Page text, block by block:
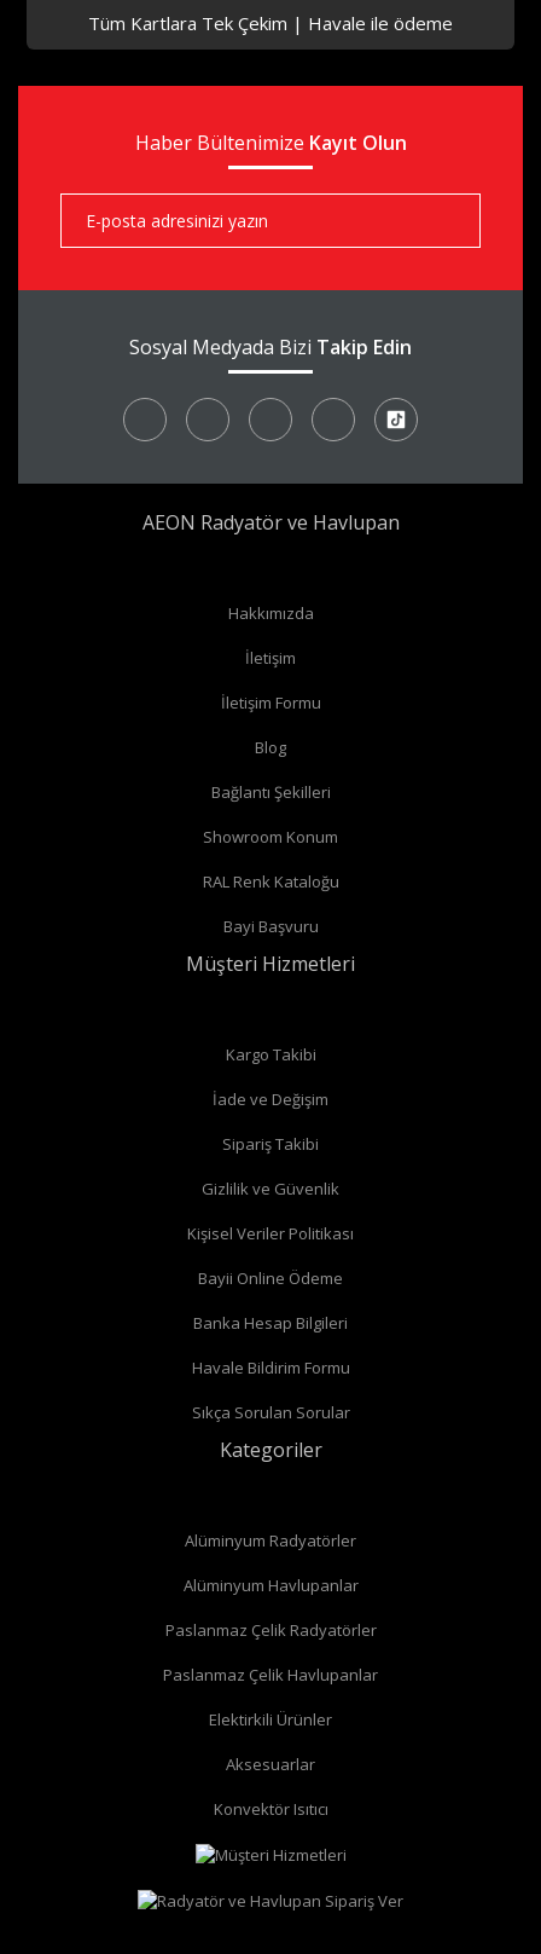
aks
Radyatör borularınız yerden çıkıyor ve radyatörünüzün yan
Radyatör borularınız yerden çıkıyor ve radyatörünüzün alt
düz vanaalabilirsiniz.
Radyatör borularınız duvardan çıkıyor ve radyatörün yan
köşe vana
alabilirsiniz.
Radyatör borularınız duvardan çıkıyor ve radyatörün arka
düz vanaalabilirsiniz.
Düz radyatör vanalarında
düz radyatör vanası
köşe radyatör vanası
Tüm Kartlara Tek Çekim | Havale ile ödeme
Haber Bültenimize Kayıt Olun
Sosyal Medyada Bizi Takip Edin
AEON Radyatör ve Havlupan
Hakkımızda
İletişim
İletişim Formu
Blog
Bağlantı Şekilleri
Showroom Konum
RAL Renk Kataloğu
Bayi Başvuru
Müşteri Hizmetleri
Kargo Takibi
İade ve Değişim
Sipariş Takibi
Gizlilik ve Güvenlik
Kişisel Veriler Politikası
Bayii Online Ödeme
Banka Hesap Bilgileri
Havale Bildirim Formu
Sıkça Sorulan Sorular
Kategoriler
Alüminyum Radyatörler
Alüminyum Havlupanlar
Paslanmaz Çelik Radyatörler
Paslanmaz Çelik Havlupanlar
Elektirkili Ürünler
Aksesuarlar
Konvektör Isıtıcı